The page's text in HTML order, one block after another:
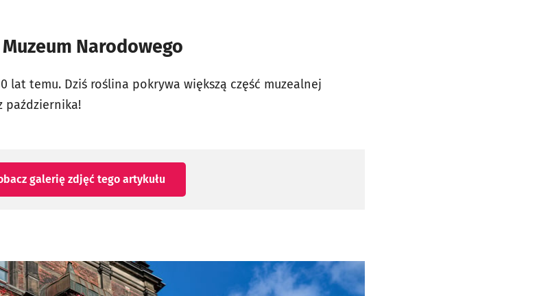
Narodowego
lat temu. Dziś roślina pokrywa większą część muzealnej
października!
galerię zdjęć tego artykułu